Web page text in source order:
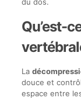
Qu’est-
La
douce et
espace entre